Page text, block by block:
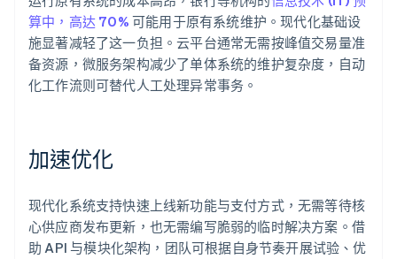
算中，高达 70% 可能用于原有系统维护。现代化基础设
施显著减轻了这一负担。云平台通常无需按峰值交易量准
备资源，微服务架构减少了单体系统的维护复杂度，自动
化工作流则可替代人工处理异常事务。
加速优化
现代化系统支持快速上线新功能与支付方式，无需等待核
心供应商发布更新，也无需编写脆弱的临时解决方案。借
助 API 与模块化架构，团队可根据自身节奏开展试验、优